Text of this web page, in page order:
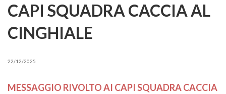
CAPI SQUADRA CACCIA AL
CINGHIALE
22/12/2025
MESSAGGIO RIVOLTO AI CAPI SQUADRA CACCIA